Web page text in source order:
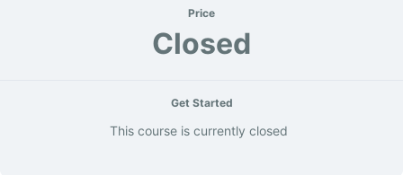
Price
Closed
Get Started
This course is currently closed